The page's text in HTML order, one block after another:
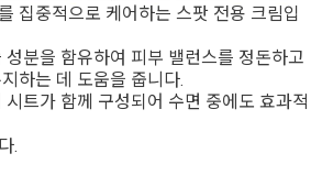
집중적으로 케어하는 스팟 전용 크림입
분을 함유하여 피부 밸런스를 정돈하고
하는 데 도움을 줍니다.
트가 함께 구성되어 수면 중에도 효과적
.